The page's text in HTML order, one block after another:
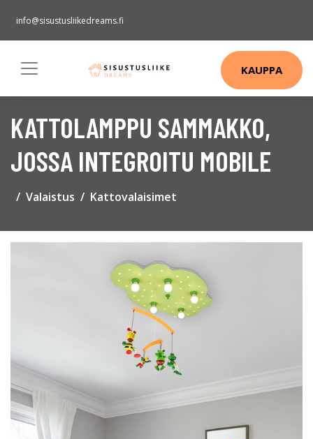
info@sisustusliikedreams.fi
KAUPPA
KATTOLAMPPU SAMMAKKO,
JOSSA INTEGROITU MOBILE
Valaistus Kattovalaisimet